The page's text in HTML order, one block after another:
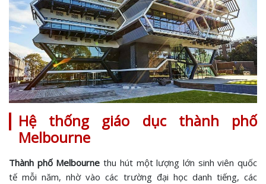
Hệ thống giáo dục thành phố
Melbourne
Thành phố Melbournethu hút một lượng lớn sinh viên quốc
tế mỗi năm, nhờ vào các trường đại học danh tiếng, các